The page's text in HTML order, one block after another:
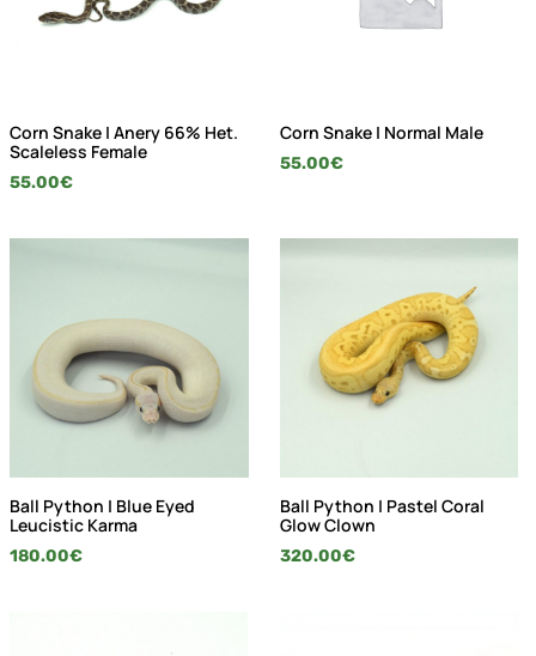
Corn Snake | Anery 66% Het.
Scaleless Female
55.00€
Corn Snake | Normal Male
55.00€
Ball Python | Blue Eyed
Leucistic Karma
180.00€
Ball Python | Pastel Coral
Glow Clown
320.00€